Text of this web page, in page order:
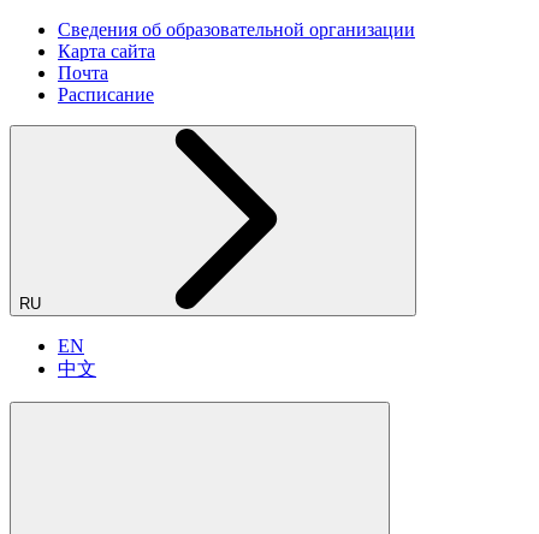
Сведения об образовательной организации
Карта сайта
Почта
Расписание
RU
EN
中文